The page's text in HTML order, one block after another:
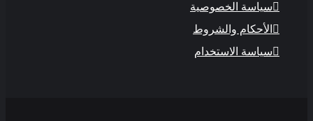
سياسة الخصوصية
الأحكام والشروط
سياسة الاستخدام